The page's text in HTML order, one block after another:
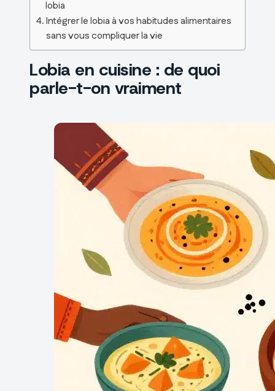
lobia
Intégrer le lobia à vos habitudes alimentaires
sans vous compliquer la vie
Lobia en cuisine : de quoi
parle-t-on vraiment